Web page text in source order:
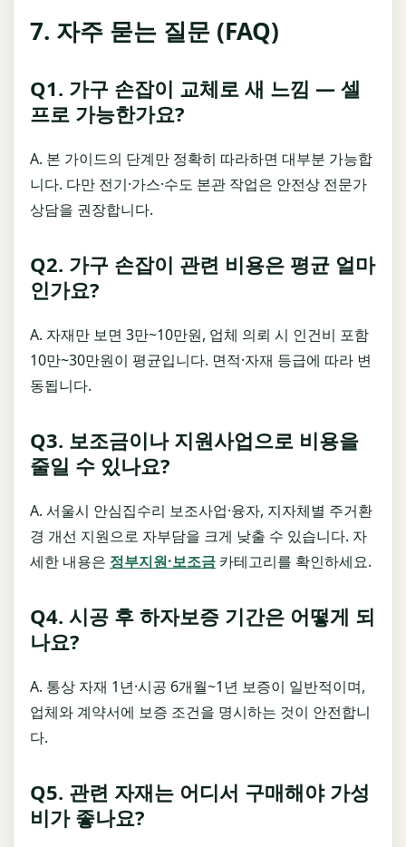
7. 자주 묻는 질문 (FAQ)
Q1. 가구 손잡이 교체로 새 느낌 — 셀
프로 가능한가요?
A. 본 가이드의 단계만 정확히 따라하면 대부분 가능합
니다. 다만 전기·가스·수도 본관 작업은 안전상 전문가
상담을 권장합니다.
Q2. 가구 손잡이 관련 비용은 평균 얼마
인가요?
A. 자재만 보면 3만~10만원, 업체 의뢰 시 인건비 포함
10만~30만원이 평균입니다. 면적·자재 등급에 따라 변
동됩니다.
Q3. 보조금이나 지원사업으로 비용을
줄일 수 있나요?
A. 서울시 안심집수리 보조사업·융자, 지자체별 주거환
경 개선 지원으로 자부담을 크게 낮출 수 있습니다. 자
세한 내용은 정부지원·보조금 카테고리를 확인하세요.
Q4. 시공 후 하자보증 기간은 어떻게 되
나요?
A. 통상 자재 1년·시공 6개월~1년 보증이 일반적이며,
업체와 계약서에 보증 조건을 명시하는 것이 안전합니
다.
Q5. 관련 자재는 어디서 구매해야 가성
비가 좋나요?